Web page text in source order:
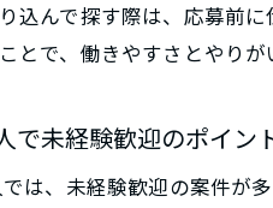
込んで探す際は、応募前
とで、働きやすさとやりが
で未経験歓迎のポイン
は、未経験歓迎の案件が